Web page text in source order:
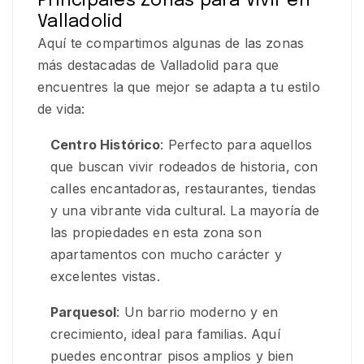
Valladolid
Aquí te compartimos algunas de las zonas
más destacadas de Valladolid para que
encuentres la que mejor se adapta a tu estilo
de vida:
Centro Histórico: Perfecto para aquellos
que buscan vivir rodeados de historia, con
calles encantadoras, restaurantes, tiendas
y una vibrante vida cultural. La mayoría de
las propiedades en esta zona son
apartamentos con mucho carácter y
excelentes vistas.
Parquesol: Un barrio moderno y en
crecimiento, ideal para familias. Aquí
puedes encontrar pisos amplios y bien